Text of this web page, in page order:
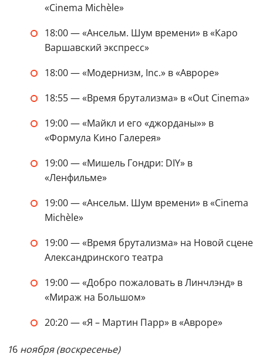
«Cinema Michèle»
18:00 — «Ансельм. Шум времени» в «Каро
Варшавский экспресс»
18:00 — «Модернизм, Inc.» в «Авроре»
18:55 — «Время брутализма» в «Out Cinema»
19:00 — ‎«Майкл и его «джорданы»» в
«Формула Кино Галерея»
19:00 — «Мишель Гондри: DIY» в
«Ленфильме»
19:00 — «Ансельм. Шум времени» в «Cinema
Michèle»
19:00 — «Время брутализма» на Новой сцене
Александринского театра
19:00 — «Добро пожаловать в Линчлэнд» в
«Мираж на Большом»
20:20 — «Я – Мартин Парр» в «Авроре»
16 ноября (воскресенье)